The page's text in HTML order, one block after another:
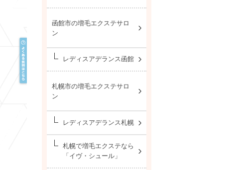
函館市の増毛エクステサロ
ン
レディスアデランス函館
札幌市の増毛エクステサロ
ン
レディスアデランス札幌
札幌で増毛エクステなら
「イヴ・シュール」